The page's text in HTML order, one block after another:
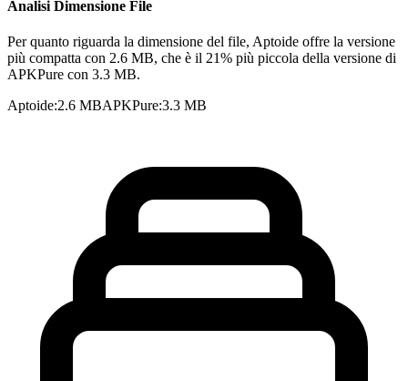
Analisi Dimensione File
Per quanto riguarda la dimensione del file, Aptoide offre la versione
più compatta con 2.6 MB, che è il 21% più piccola della versione di
APKPure con 3.3 MB.
Aptoide:2.6 MBAPKPure:3.3 MB